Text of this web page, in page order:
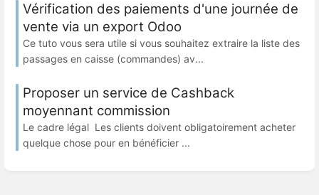
Vérification des paiements d'une journée de
vente via un export Odoo
Ce tuto vous sera utile si vous souhaitez extraire la liste des
passages en caisse (commandes) av...
Proposer un service de Cashback
moyennant commission
Le cadre légal Les clients doivent obligatoirement acheter
quelque chose pour en bénéficier ...